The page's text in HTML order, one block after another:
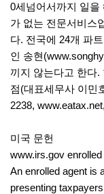
0세넘어서까지 일을
가 없는 전문서비스
다. 전국에 24개 파
인 송현(
끼지 않는다고 한다.
점(대표세무사 이민
2238, www.eatax.net,
미국 문헌
www.irs.gov
An enrolled agent is
presenting